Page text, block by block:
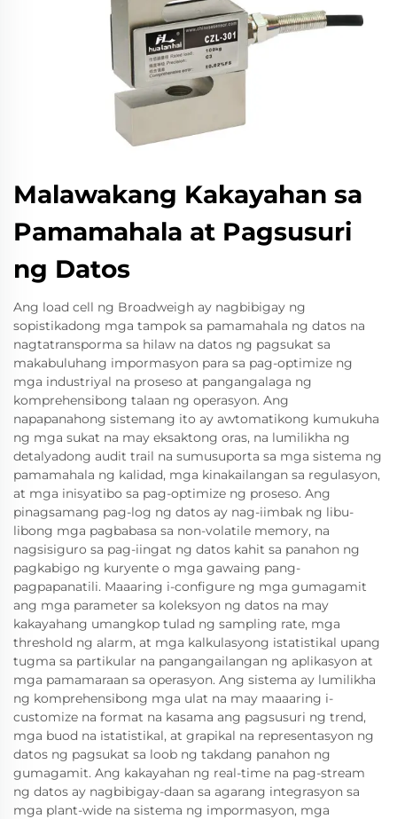
Malawakang Kakayahan sa
Pamamahala at Pagsusuri
ng Datos
Ang load cell ng Broadweigh ay nagbibigay ng
sopistikadong mga tampok sa pamamahala ng datos na
nagtatransporma sa hilaw na datos ng pagsukat sa
makabuluhang impormasyon para sa pag-optimize ng
mga industriyal na proseso at pangangalaga ng
komprehensibong talaan ng operasyon. Ang
napapanahong sistemang ito ay awtomatikong kumukuha
ng mga sukat na may eksaktong oras, na lumilikha ng
detalyadong audit trail na sumusuporta sa mga sistema ng
pamamahala ng kalidad, mga kinakailangan sa regulasyon,
at mga inisyatibo sa pag-optimize ng proseso. Ang
pinagsamang pag-log ng datos ay nag-iimbak ng libu-
libong mga pagbabasa sa non-volatile memory, na
nagsisiguro sa pag-iingat ng datos kahit sa panahon ng
pagkabigo ng kuryente o mga gawaing pang-
pagpapanatili. Maaaring i-configure ng mga gumagamit
ang mga parameter sa koleksyon ng datos na may
kakayahang umangkop tulad ng sampling rate, mga
threshold ng alarm, at mga kalkulasyong istatistikal upang
tugma sa partikular na pangangailangan ng aplikasyon at
mga pamamaraan sa operasyon. Ang sistema ay lumilikha
ng komprehensibong mga ulat na may maaaring i-
customize na format na kasama ang pagsusuri ng trend,
mga buod na istatistikal, at grapikal na representasyon ng
datos ng pagsukat sa loob ng takdang panahon ng
gumagamit. Ang kakayahan ng real-time na pag-stream
ng datos ay nagbibigay-daan sa agarang integrasyon sa
mga plant-wide na sistema ng impormasyon, mga